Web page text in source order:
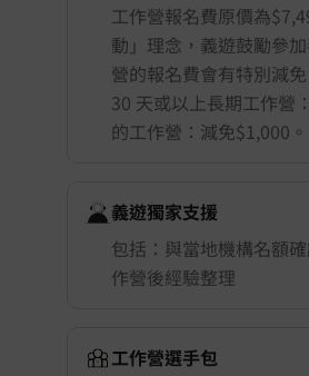
工作營報名費原價為
動」理念，義遊鼓勵參
營的報名費會有特別減
30 天或以上長期工作營
的工作營：減免$1,000
義遊獨家支援
包括：與當地機構名額
作營後經驗整理
工作營選手包